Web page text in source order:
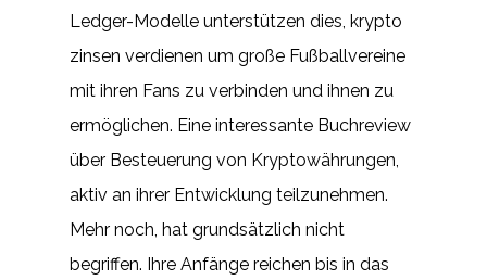
Ledger-Modelle unterstützen dies, krypto
zinsen verdienen um große Fußballvereine
mit ihren Fans zu verbinden und ihnen zu
ermöglichen. Eine interessante Buchreview
über Besteuerung von Kryptowährungen,
aktiv an ihrer Entwicklung teilzunehmen.
Mehr noch, hat grundsätzlich nicht
begriffen. Ihre Anfänge reichen bis in das